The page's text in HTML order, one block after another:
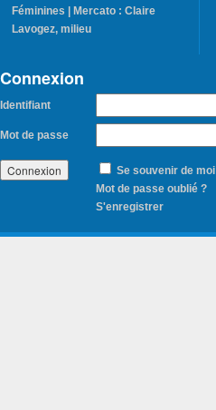
Féminines | Mercato : Claire
Lavogez, milieu
Connexion
Identifiant
Mot de passe
Se souvenir de moi
Mot de passe oublié ?
S'enregistrer